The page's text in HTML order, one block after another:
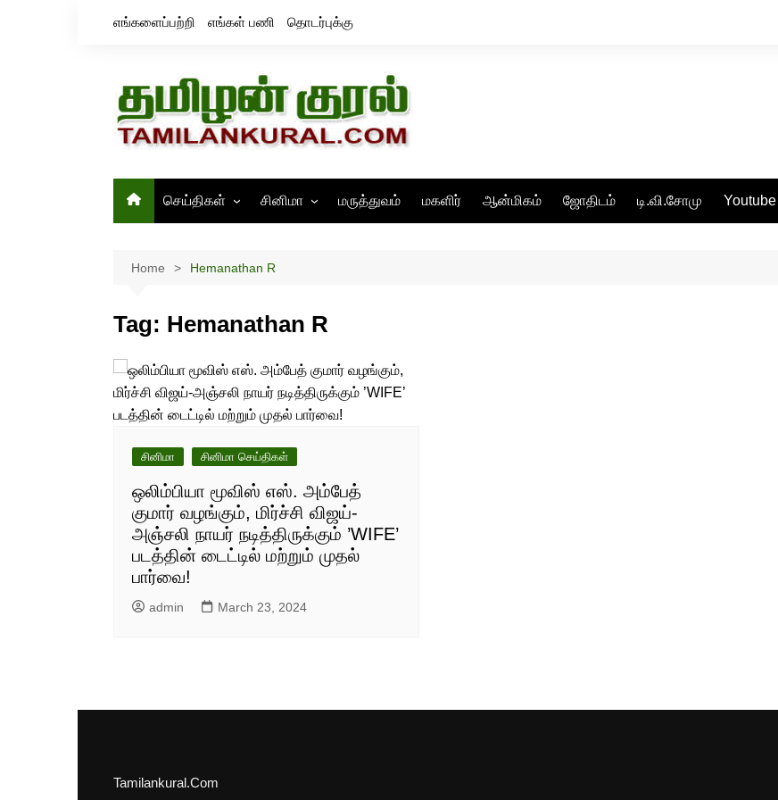
எங்களைப்பற்றி எங்கள் பணி தொடர்புக்கு
செய்திகள்
இந்தியா
சினிமா
திரைவிமர்சனம்
மருத்துவம் மகளிர் ஆன்மிகம் ஜோதிடம் டி.வி.சோமு Youtube
Home Hemanathan R
Tag: Hemanathan R
சினிமா சினிமா செய்திகள்
ஒலிம்பியா மூவிஸ் எஸ். அம்பேத்
குமார் வழங்கும், மிர்ச்சி விஜய்-
அஞ்சலி நாயர் நடித்திருக்கும் ’WIFE’
படத்தின் டைட்டில் மற்றும் முதல்
பார்வை!
admin March 23, 2024
Tamilankural.Com